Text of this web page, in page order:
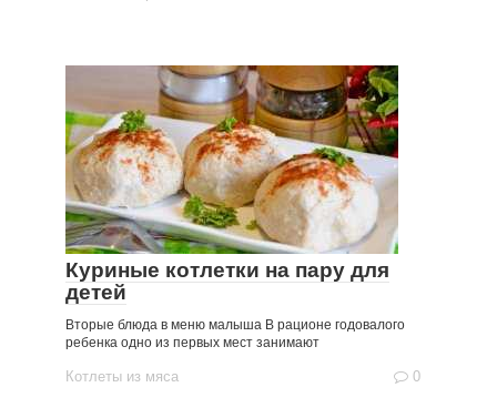
Куриные котлетки на пару для
детей
Вторые блюда в меню малыша В рационе годовалого
ребенка одно из первых мест занимают
Котлеты из мяса 0